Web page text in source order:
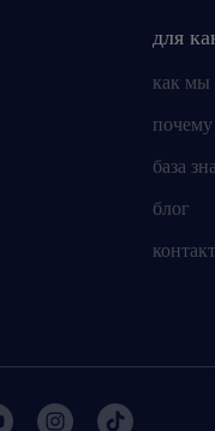
для
как мы
база
блог
контакт